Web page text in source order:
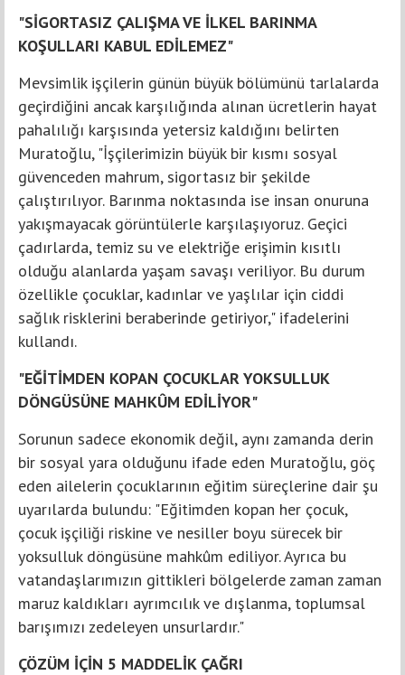
"SİGORTASIZ ÇALIŞMA VE İLKEL BARINMA
KOŞULLARI KABUL EDİLEMEZ"
Mevsimlik işçilerin günün büyük bölümünü tarlalarda
geçirdiğini ancak karşılığında alınan ücretlerin hayat
pahalılığı karşısında yetersiz kaldığını belirten
Muratoğlu, "İşçilerimizin büyük bir kısmı sosyal
güvenceden mahrum, sigortasız bir şekilde
çalıştırılıyor. Barınma noktasında ise insan onuruna
yakışmayacak görüntülerle karşılaşıyoruz. Geçici
çadırlarda, temiz su ve elektriğe erişimin kısıtlı
olduğu alanlarda yaşam savaşı veriliyor. Bu durum
özellikle çocuklar, kadınlar ve yaşlılar için ciddi
sağlık risklerini beraberinde getiriyor," ifadelerini
kullandı.
"EĞİTİMDEN KOPAN ÇOCUKLAR YOKSULLUK
DÖNGÜSÜNE MAHKÛM EDİLİYOR"
Sorunun sadece ekonomik değil, aynı zamanda derin
bir sosyal yara olduğunu ifade eden Muratoğlu, göç
eden ailelerin çocuklarının eğitim süreçlerine dair şu
uyarılarda bulundu: "Eğitimden kopan her çocuk,
çocuk işçiliği riskine ve nesiller boyu sürecek bir
yoksulluk döngüsüne mahkûm ediliyor. Ayrıca bu
vatandaşlarımızın gittikleri bölgelerde zaman zaman
maruz kaldıkları ayrımcılık ve dışlanma, toplumsal
barışımızı zedeleyen unsurlardır."
ÇÖZÜM İÇİN 5 MADDELİK ÇAĞRI